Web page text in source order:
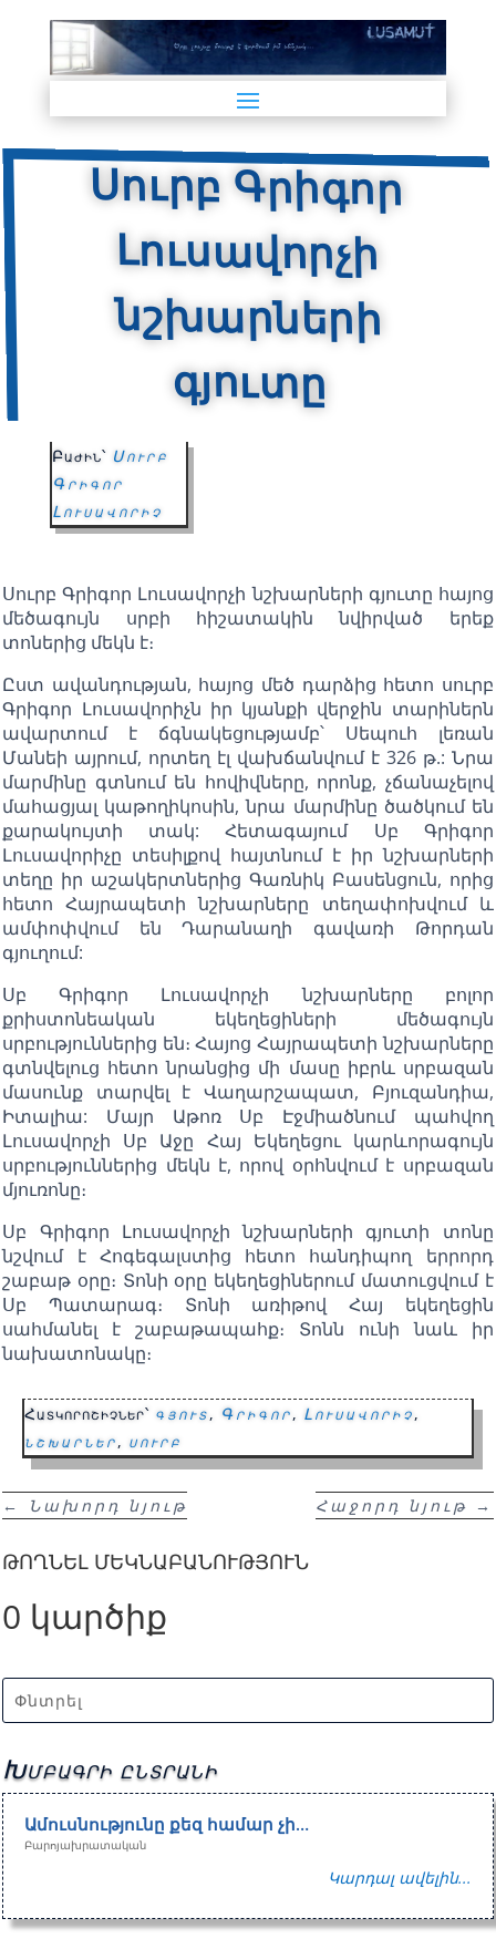
Սուրբ Գրիգոր
Լուսավորչի
նշխարների
գյուտը
Բաժին՝ Սուրբ
Գրիգոր
Լուսավորիչ
Սուրբ Գրիգոր Լուսավորչի նշխարների գյուտը հայոց
մեծագույն սրբի հիշատակին նվիրված երեք
տոներից մեկն է։
Ըստ ավանդության, հայոց մեծ դարձից հետո սուրբ
Գրիգոր Լուսավորիչն իր կյանքի վերջին տարիներն
ավարտում է ճգնակեցությամբ՝ Սեպուհ լեռան
Մանեի այրում, որտեղ էլ վախճանվում է 326 թ.: Նրա
մարմինը գտնում են հովիվները, որոնք, չճանաչելով
մահացյալ կաթողիկոսին, նրա մարմինը ծածկում են
քարակույտի տակ: Հետագայում Սբ Գրիգոր
Լուսավորիչը տեսիլքով հայտնում է իր նշխարների
տեղը իր աշակերտներից Գառնիկ Բասենցուն, որից
հետո Հայրապետի նշխարները տեղափոխվում և
ամփոփվում են Դարանաղի գավառի Թորդան
գյուղում:
Սբ Գրիգոր Լուսավորչի նշխարները բոլոր
քրիստոնեական եկեղեցիների մեծագույն
սրբություններից են։ Հայոց Հայրապետի նշխարները
գտնվելուց հետո նրանցից մի մասը իբրև սրբազան
մասունք տարվել է Վաղարշապատ, Բյուզանդիա,
Իտալիա: Մայր Աթոռ Սբ Էջմիածնում պահվող
Լուսավորչի Սբ Աջը Հայ Եկեղեցու կարևորագույն
սրբություններից մեկն է, որով օրհնվում է սրբազան
մյուռոնը։
Սբ Գրիգոր Լուսավորչի նշխարների գյուտի տոնը
նշվում է Հոգեգալստից հետո հանդիպող երրորդ
շաբաթ օրը։ Տոնի օրը եկեղեցիներում մատուցվում է
Սբ Պատարագ։ Տոնի առիթով Հայ եկեղեցին
սահմանել է շաբաթապահք։ Տոնն ունի նաև իր
նախատոնակը։
Հատկորոշիչներ՝ գյուտ, Գրիգոր, Լուսավորիչ,
նշխարներ, սուրբ
← Նախորդ նյութ Հաջորդ նյութ →
ԹՈՂՆԵԼ ՄԵԿՆԱԲԱՆՈՒԹՅՈՒՆ
0 կարծիք
Խմբագրի ընտրանի
Ամուսնությունը քեզ համար չի…
Բարոյախրատական
Կարդալ ավելին...